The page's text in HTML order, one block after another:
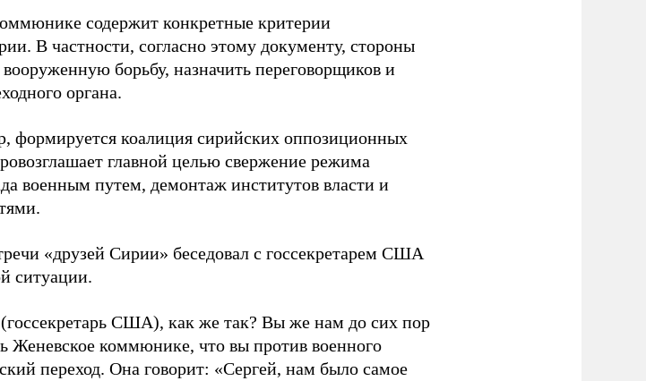
содержит конкретные критерии
В частности, согласно этому документу, стороны
борьбу, назначить переговорщиков и
органа.
формируется коалиция сирийских оппозиционных
главной целью свержение режима
военным путем, демонтаж институтов власти и
«друзей Сирии» беседовал с госсекретарем США
ситуации.
США), как же так? Вы же нам до сих пор
Женевское коммюнике, что вы против военного
переход. Она говорит: «Сергей, нам было самое